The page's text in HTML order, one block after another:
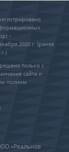
–
2020 г. (ранее
только с
сайта и
полном
«Реальное